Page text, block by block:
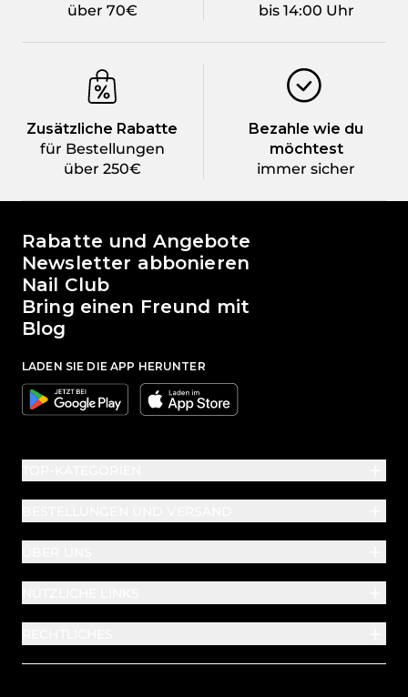
über 70€
bis 14:00 Uhr
Zusätzliche Rabatte
für Bestellungen
über 250€
Bezahle wie du
möchtest
immer sicher
Die Welt von Passione Beauty
Rabatte und Angebote
Newsletter abbonieren
Nail Club
Bring einen Freund mit
Blog
LADEN SIE DIE APP HERUNTER
Google Apple